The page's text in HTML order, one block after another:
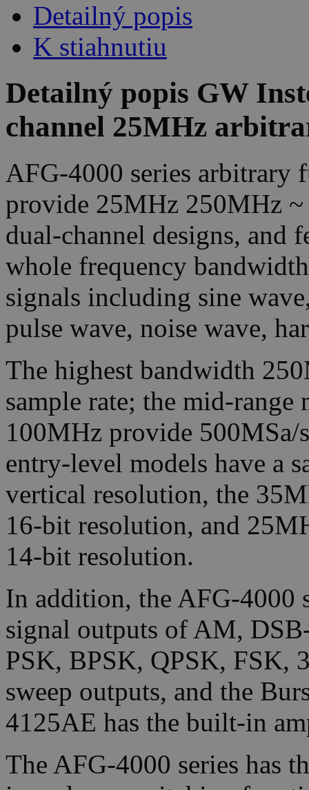
Detailný popis
K stiahnutiu
Detailný popis GW
channel 25MHz
AFG-4000 series arbitrary
provide 25MHz 250MHz
dual-channel designs, and
whole frequency
signals including sine
pulse wave, noise wave,
The highest bandwidth
sample rate; the mid-
100MHz provide 500MSa/
entry-level models have a
vertical resolution, the
16-bit resolution, and
14-bit resolution.
In addition, the AFG-4000
signal outputs of AM,
PSK, BPSK, QPSK, FSK,
sweep outputs, and the
4125AE has the built-in
The AFG-4000 series has